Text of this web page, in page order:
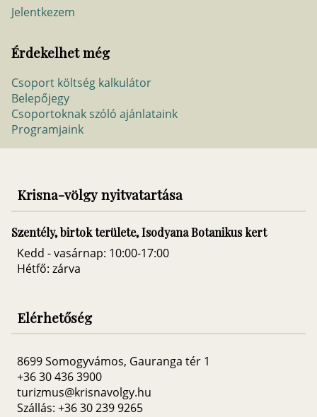
Jelentkezem
Érdekelhet még
Csoport költség kalkulátor
Belepőjegy
Csoportoknak szóló ajánlataink
Programjaink
Krisna-völgy nyitvatartása
Szentély, birtok területe, Isodyana Botanikus kert
Kedd - vasárnap: 10:00-17:00
Hétfő: zárva
Elérhetőség
8699 Somogyvámos, Gauranga tér 1
+36 30 436 3900
turizmus@krisnavolgy.hu
Szállás: +36 30 239 9265